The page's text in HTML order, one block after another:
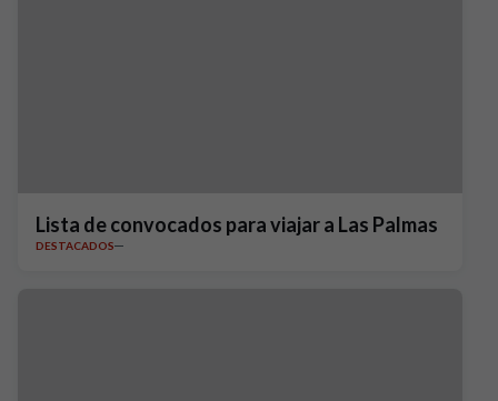
Lista de convocados para viajar a Las Palmas
DESTACADOS